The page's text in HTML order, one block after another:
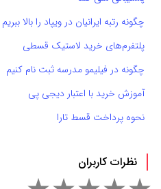
چگونه رتبه ایرانیان در ویپاد را بالا ببریم
پلتفرم‌های خرید لاستیک قسطی
چگونه در فیلیمو مدرسه ثبت نام کنیم
آموزش خرید با اعتبار دیجی پی
نحوه پرداخت قسط تارا
نظرات کاربران